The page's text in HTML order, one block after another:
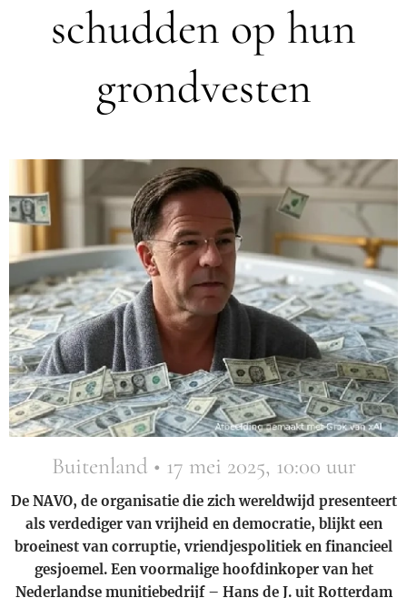
schudden op hun
grondvesten
Buitenland • 17 mei 2025, 10:00 uur
De NAVO, de organisatie die zich wereldwijd presenteert
als verdediger van vrijheid en democratie, blijkt een
broeinest van corruptie, vriendjespolitiek en financieel
gesjoemel. Een voormalige hoofdinkoper van het
Nederlandse munitiebedrijf – Hans de J. uit Rotterdam